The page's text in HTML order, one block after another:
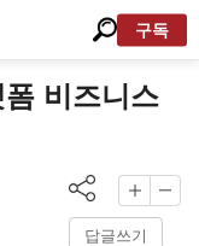
구독
비즈니스
답글쓰기